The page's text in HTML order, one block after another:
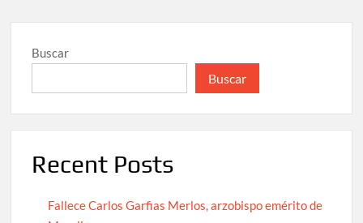
Buscar
Buscar
Recent Posts
Fallece Carlos Garfias Merlos, arzobispo emérito de